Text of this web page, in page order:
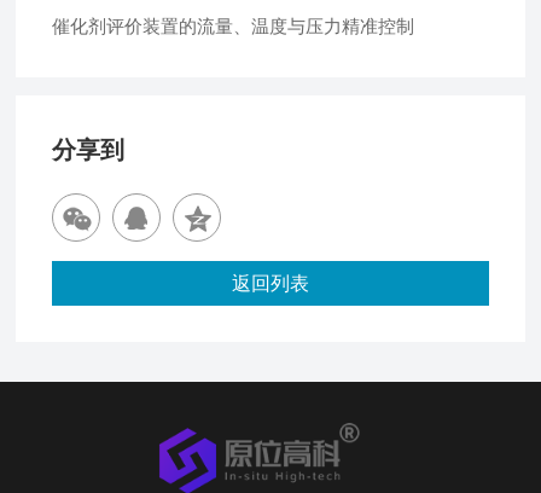
催化剂评价装置的流量、温度与压力精准控制
分享到
返回列表